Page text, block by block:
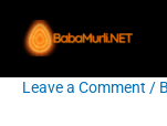
content
Leave a Comment /
Post